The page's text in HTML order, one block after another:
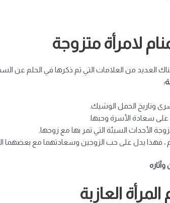
لامرأة متزوجة
العديد من العلامات التي تم ذكرها في الحلم عن
وتاريخ الحمل الوشيك.
على سعادة الأسرة وحبها.
الأحداث السيئة التي تمر بها مع زوجها.
، فهذا يدل على حب الزوجين وسعادتهما مع بعضهما
العازبة